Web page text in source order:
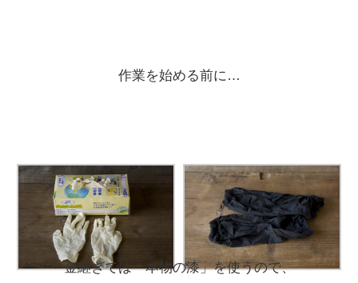
作業を始める前に…
金継ぎでは「本物の漆」を使うので、